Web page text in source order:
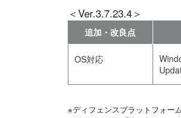
＜Ver.3.7.23.4＞
追加・改良点
OS対応
※ディフェンスプラットフォー